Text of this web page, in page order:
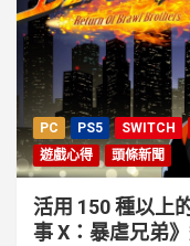
PC PS5 SWITCH
遊戲心得
頭條新聞
活用 150 種以上
事 X：暴虐兄弟